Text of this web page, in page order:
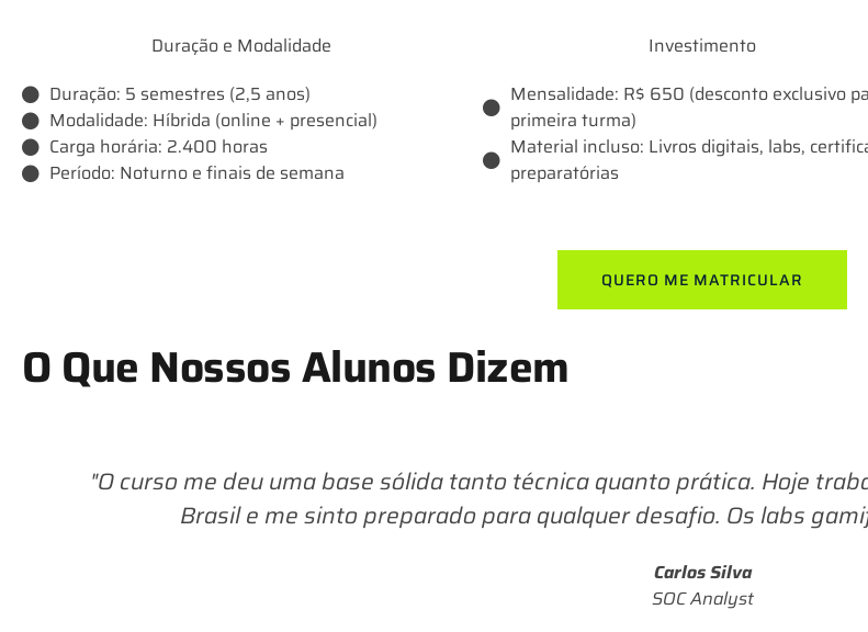
Duração e Modalidade
Duração: 5 semestres (2,5 anos)
Modalidade: Híbrida (online + presencial)
Carga horária: 2.400 horas
Período: Noturno e finais de semana
Investimento
Mensalidade: R$ 650 (desconto exclusivo
primeira turma)
Material incluso: Livros digitais, labs,
preparatórias
QUERO ME MATRICULAR
O Que Nossos Alunos Dizem
"O curso me deu uma base sólida tanto técnica quanto prática. Hoje
Brasil e me sinto preparado para qualquer desafio. Os labs
Carlos Silva
SOC Analyst